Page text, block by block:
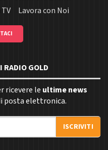
Lavora con Noi
RADIO GOLD
ricevere le ultime news
posta elettronica.
ISCRIVITI